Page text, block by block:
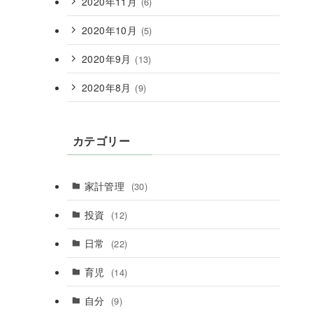
2020年10月 (5)
2020年9月 (13)
2020年8月 (9)
カテゴリー
家計管理 (30)
投資 (12)
日常 (22)
育児 (14)
自分 (9)